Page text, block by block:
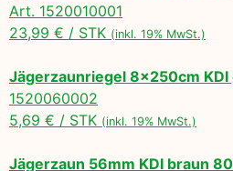
Art. 1520010001
23,99 € / STK (inkl. 19% MwSt.)
Jägerzaunriegel 8x250cm KDI
1520060002
5,69 € / STK (inkl. 19% MwSt.)
Jägerzaun 56mm KDI braun